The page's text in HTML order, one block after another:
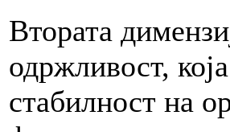
Втората
одржливост,
стабилност на